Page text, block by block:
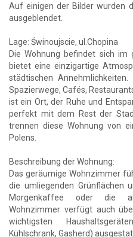
Auf einigen der Bilder wurden
ausgeblendet.
Lage: Świnoujscie, ul.Chopina
Die Wohnung befindet sich im
bietet eine einzigartige
städtischen
Spazierwege, Cafés,
ist ein Ort, der Ruhe und
perfekt mit dem Rest der
trennen diese Wohnung von
Polens.
Beschreibung der Wohnung:
Das geräumige Wohnzimmer
die umliegenden
Morgenkaffee oder die
Wohnzimmer verfügt auch
wichtigsten
Kühlschrank, Gasherd)